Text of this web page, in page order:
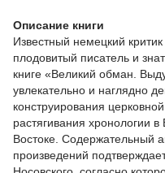
Описание книги
Известный немецкий
плодовитый писатель и
книге «Великий обман.
увлекательно и наглядно
конструирования
растягивания хронологии
Востоке. Содержательный
произведений